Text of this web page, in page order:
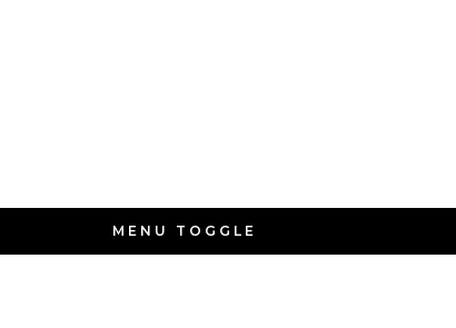
MENU TOGGLE